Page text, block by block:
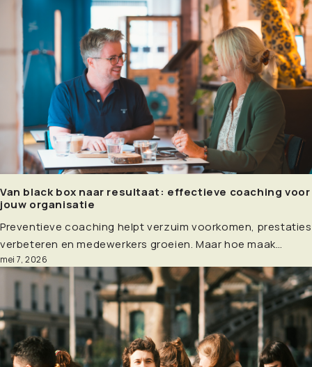
Van black box naar resultaat: effectieve coaching voor
jouw organisatie
Preventieve coaching helpt verzuim voorkomen, prestaties
verbeteren en medewerkers groeien. Maar hoe maak…
mei 7, 2026